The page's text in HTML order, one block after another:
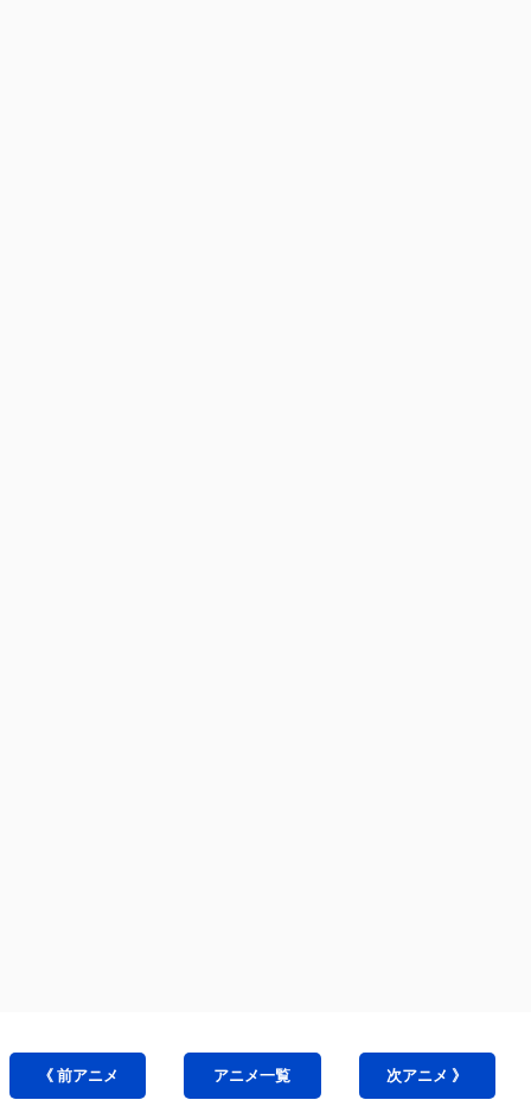
《 前アニメ アニメ一覧 次アニメ 》